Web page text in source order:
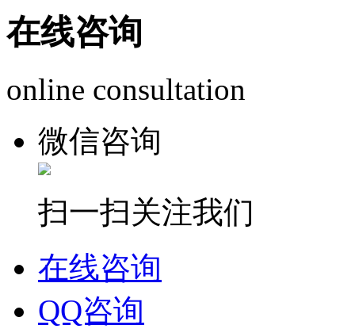
在线咨询
online consultation
微信咨询
扫一扫关注我们
在线咨询
QQ咨询